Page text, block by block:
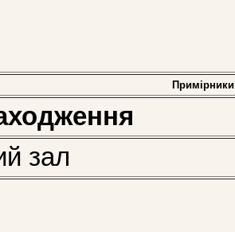
Примірники
зал